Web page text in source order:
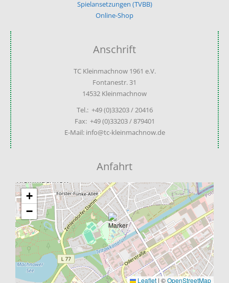
Spielansetzungen (TVBB)
Online-Shop
Anschrift
TC Kleinmachnow 1961 e.V.
Fontanestr. 31
14532 Kleinmachnow
Tel.: +49 (0)33203 / 20416
Fax: +49 (0)33203 / 879401
E-Mail: info@tc-kleinmachnow.de
Anfahrt
+
−
Leaflet | ©OpenStreetMap